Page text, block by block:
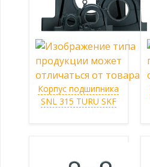
Корпус подшипника
SNL 315 TURU SKF